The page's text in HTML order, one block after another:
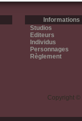
Informations
Studios
Editeurs
Individus
Personnages
Règlement
Copyright ©